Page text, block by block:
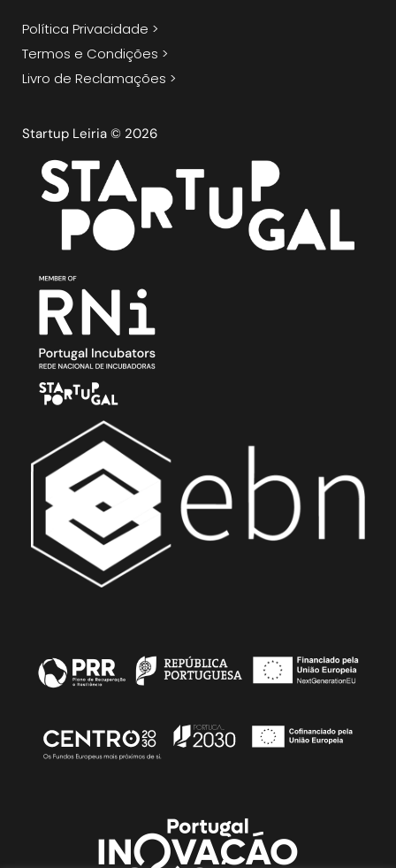
Política Privacidade >
Termos e Condições >
Livro de Reclamações >
Startup Leiria © 2026